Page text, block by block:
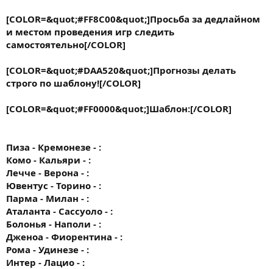
[COLOR=&quot;#FF8C00&quot;]Просьба за дедлайном
и местом проведения игр следить
самостоятельно[/COLOR]
[COLOR=&quot;#DAA520&quot;]Прогнозы делать
строго по шаблону![/COLOR]
[COLOR=&quot;#FF0000&quot;]Шаблон:[/COLOR]
Пиза - Кремонезе - :
Комо - Кальяри - :
Лечче - Верона - :
Ювентус - Торино - :
Парма - Милан - :
Аталанта - Сассуоло - :
Болонья - Наполи - :
Дженоа - Фиорентина - :
Рома - Удинезе - :
Интер - Лацио - :